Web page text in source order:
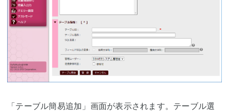
「テーブル簡易追加」画面が表示されます。テーブル選